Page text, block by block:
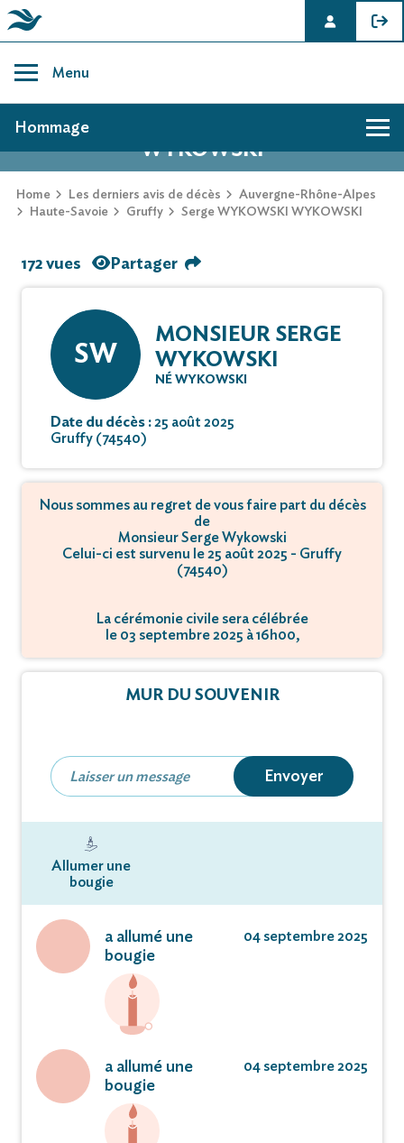
content
Menu
AVIS DE DÉCÈS DE SERGE WYKOWSKI
WYKOWSKI
Home Les derniers avis de décès
Auvergne-Rhône-Alpes
Haute-Savoie
Gruffy Serge WYKOWSKI WYKOWSKI
Hommage
172 vues Partager
SW
MONSIEUR SERGE
WYKOWSKI
NÉ WYKOWSKI
Date du décès :25 août 2025
Gruffy (74540)
Nous sommes au regret de vous faire part du décès
de
Monsieur Serge Wykowski
Celui-ci est survenu le 25 août 2025 - Gruffy
(74540)
La cérémonie civile sera célébrée
le 03 septembre 2025 à 16h00,
le 04 septembre 2025 à 08h00,
MUR DU SOUVENIR
Envoyer
Allumer une
bougie
a allumé une
bougie
04 septembre 2025
a allumé une
bougie
04 septembre 2025